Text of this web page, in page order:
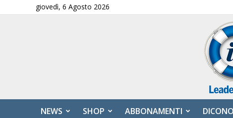
giovedì, 6 Agosto 2026
NEWS SHOP ABBONAMENTI